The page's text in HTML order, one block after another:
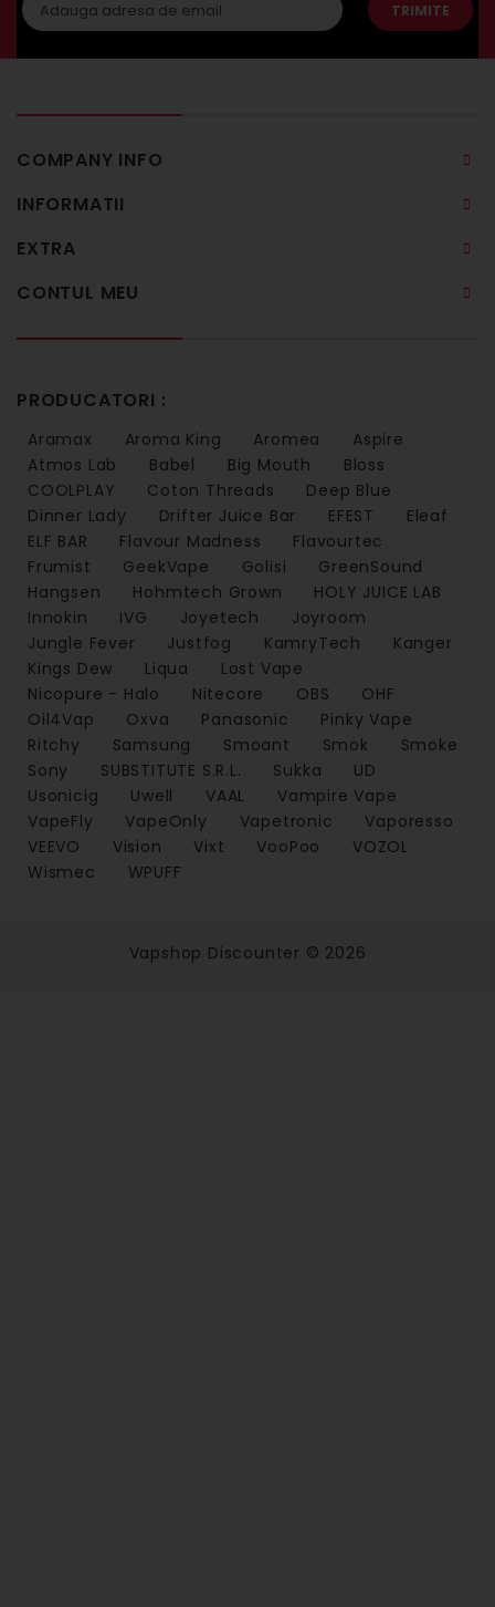
TRIMITE
COMPANY INFO
INFORMATII
EXTRA
CONTUL MEU
PRODUCATORI :
Aramax Aroma King Aromea
Aspire
Atmos Lab
Babel Big Mouth
Bloss
COOLPLAY
Coton Threads
Deep Blue
Dinner Lady
Drifter Juice Bar EFEST
Eleaf
ELF BAR
Flavour Madness
Flavourtec
Frumist
GeekVape Golisi
GreenSound
Hangsen
Hohmtech Grown
HOLY JUICE LAB
Innokin
IVG Joyetech
Joyroom
Jungle Fever
Justfog KamryTech
Kanger
Kings Dew
Liqua
Lost Vape
Nicopure - Halo
Nitecore OBS
OHF
Oil4Vap
Oxva Panasonic
Pinky Vape
Ritchy
Samsung Smoant Smok
Smoke
Sony
SUBSTITUTE S.R.L. Sukka
UD
Usonicig
Uwell VAAL
Vampire Vape
VapeFly
VapeOnly Vapetronic
Vaporesso
VEEVO
Vision Vixt VooPoo
VOZOL
Wismec
WPUFF
Vapshop Discounter © 2026